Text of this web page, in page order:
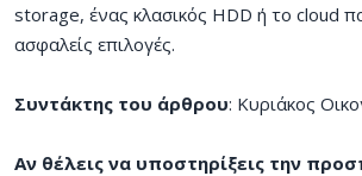
storage, ένας κλασικός HDD ή το cloud
ασφαλείς επιλογές.
Συντάκτης του άρθρου: Κυριάκος
Αν θέλεις να υποστηρίξεις την